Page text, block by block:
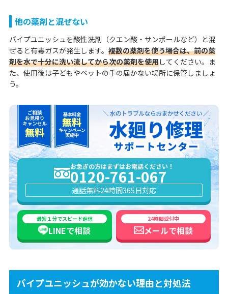
他の薬剤と混ぜない
パイプユニッシュを酸性洗剤（クエン酸・サンポールなど）と混
ぜると有毒ガスが発生します。 複数の薬剤を使う場合は、前の薬
剤を水で十分に洗い流してから次の薬剤を使用してください。ま
た、使用後は子どもやペットの手の届かない場所に保管しましょ
う。
お急ぎの方はまずはお電話ください！
0120-761-067
通話無料24時間365日対応
最短１分でスピード返信
LINEで相談
24時間受付中
メールで相談
パイプユニッシュが効かない理由と対処法